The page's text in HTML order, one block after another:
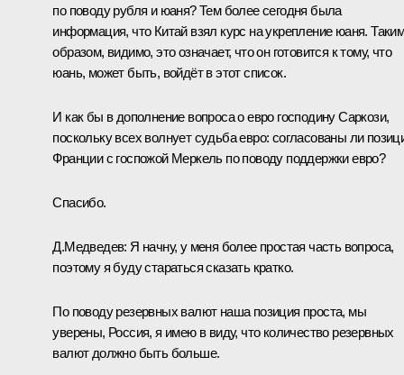
по поводу рубля и юаня? Тем более сегодня была
информация, что Китай взял курс на укрепление юаня.
образом, видимо, это означает, что он готовится к тому, что
юань, может быть, войдёт в этот список.
И как бы в дополнение вопроса о евро господину Саркози,
поскольку всех волнует судьба евро: согласованы ли
Франции с госпожой Меркель по поводу поддержки евро?
Спасибо.
Д.Медведев: Я начну, у меня более простая часть вопроса,
поэтому я буду стараться сказать кратко.
По поводу резервных валют наша позиция проста, мы
уверены, Россия, я имею в виду, что количество резервных
валют должно быть больше.